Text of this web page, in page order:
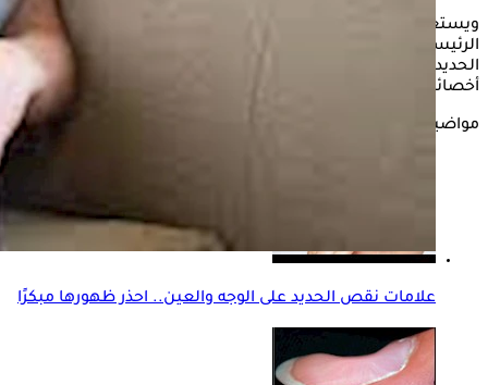
ويستعرض موقع "الكونسلتو" خلال السطور التالية أبرز الأسباب
الرئيسية التي تجعل السيدات في مقدمة الفئات المعرضة لنقص
الحديد في الجسم وكيفية الوقاية منه، وفقا للدكتورة خالة أباظة
أخصائية الأمراض الجلدية.
مواضيع ذات صلة
علامات نقص الحديد على الوجه والعين.. احذر ظهورها مبكرًا